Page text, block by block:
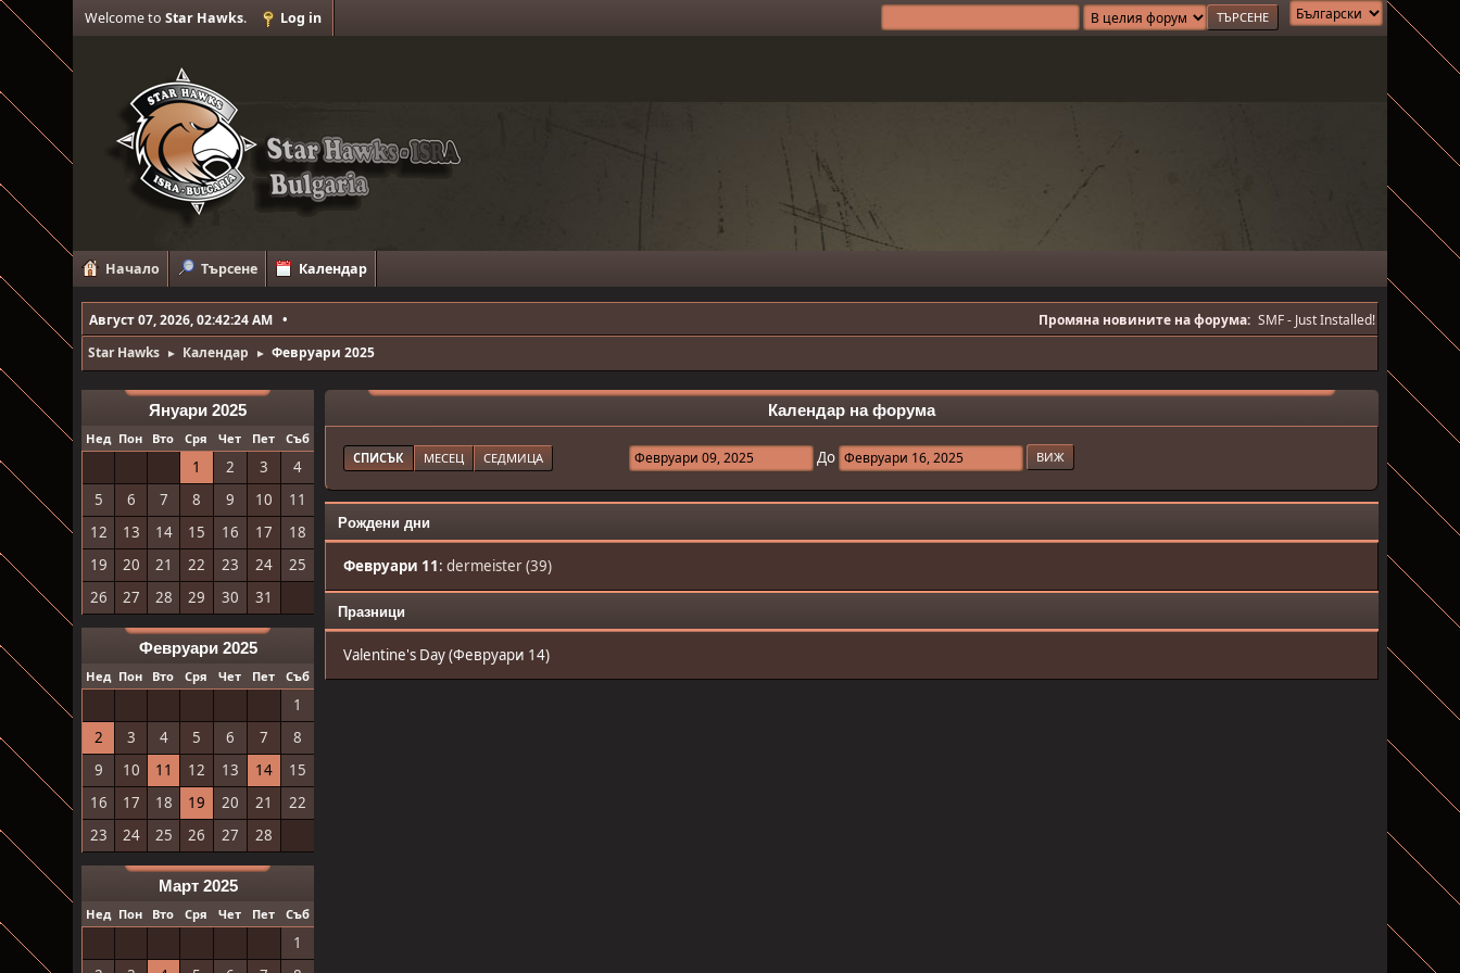
Welcome toStar Hawks. Log in
Начало Търсене Календар
Август 07, 2026, 02:42:24 AM Промяна новините на форума: SMF - Just Installed!
Star Hawks
► Календар ► Февруари 2025
Януари 2025
Нед Пон Вто Сря Чет Пет Съб
1 2 3
4
5
6 7 8 9 10
11
12
13 14 15 16 17
18
19
20 21 22 23 24
25
26
27 28 29 30 31
Февруари 2025
Нед Пон Вто Сря Чет Пет Съб
1
2
3 4 5 6 7
8
9
10 11 12 13 14
15
16
17 18 19 20 21
22
23
24 25 26 27 28
Март 2025
Нед Пон Вто Сря Чет Пет Съб
1
Календар на форума
СПИСЪК МЕСЕЦ СЕДМИЦА До
Рождени дни
Февруари 11:dermeister (39)
Празници
Valentine's Day (Февруари 14)